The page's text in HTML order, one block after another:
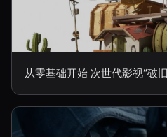
从零基础开始 次世代影视“破